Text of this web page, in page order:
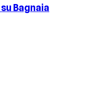
Bagnaia